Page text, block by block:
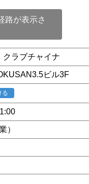
路が表示さ
ラブチャイナ
ビル3F
る
）